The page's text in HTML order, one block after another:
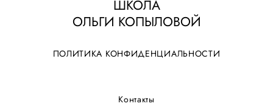
ШКОЛА
ОЛЬГИ КОПЫЛОВОЙ
ПОЛИТИКА КОНФИДЕНЦИАЛЬНОСТИ
Контакты